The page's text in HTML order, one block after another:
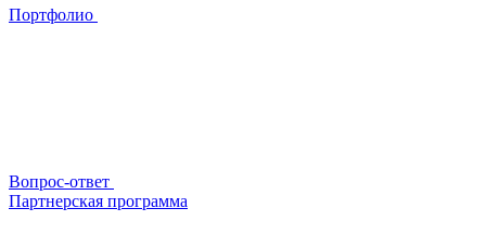
Портфолио
Вопрос-ответ
Партнерская программа